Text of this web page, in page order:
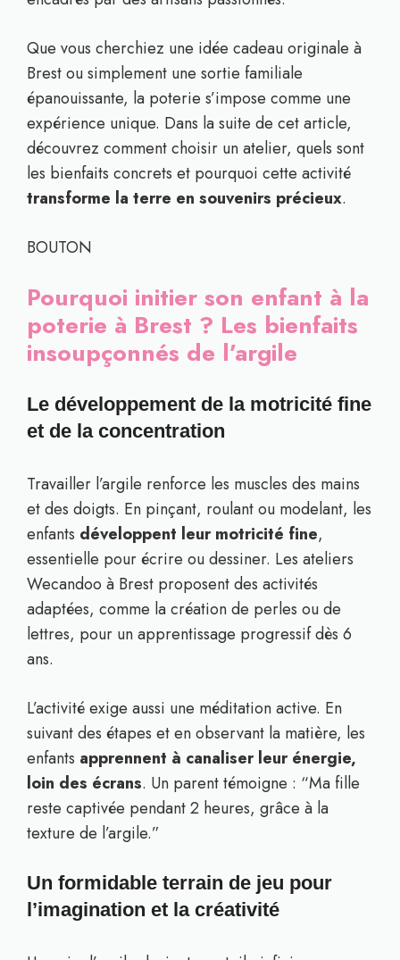
Que vous cherchiez une idée cadeau originale à
Brest ou simplement une sortie familiale
épanouissante, la poterie s’impose comme une
expérience unique. Dans la suite de cet article,
découvrez comment choisir un atelier, quels sont
les bienfaits concrets et pourquoi cette activité
transforme la terre en souvenirs précieux.
BOUTON
Pourquoi initier son enfant à la
poterie à Brest ? Les bienfaits
insoupçonnés de l’argile
Le développement de la motricité fine
et de la concentration
Travailler l’argile renforce les muscles des mains
et des doigts. En pinçant, roulant ou modelant, les
enfants développent leur motricité fine,
essentielle pour écrire ou dessiner. Les ateliers
Wecandoo à Brest proposent des activités
adaptées, comme la création de perles ou de
lettres, pour un apprentissage progressif dès 6
ans.
L’activité exige aussi une méditation active. En
suivant des étapes et en observant la matière, les
enfants apprennent à canaliser leur énergie,
loin des écrans. Un parent témoigne : “Ma fille
reste captivée pendant 2 heures, grâce à la
texture de l’argile.”
Un formidable terrain de jeu pour
l’imagination et la créativité